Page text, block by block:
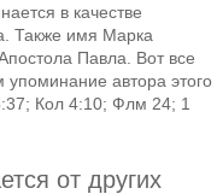
в качестве
Также имя Марка
Павла. Вот все
автора этого
Кол 4:10; Флм 24; 1
от других